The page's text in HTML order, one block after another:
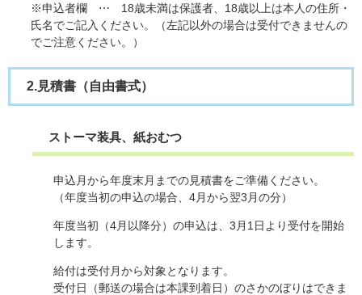
※申込者欄 ⋯ 18歳未満は保護者、18歳以上は本人の住所・
氏名でご記入ください。（左記以外の場合は受付できませんの
でご注意ください。）
2.見積書（自由書式）
ストーマ装具、紙おむつ
申込月から年度末月までの見積書をご準備ください。
（年度当初の申込の場合、4月から翌3月の分）
年度当初（4月以降分）の申込は、3月1日より受付を開始
します。
給付は受付月から対象となります。
受付日（郵送の場合は本課到着日）のさかのぼりはできま